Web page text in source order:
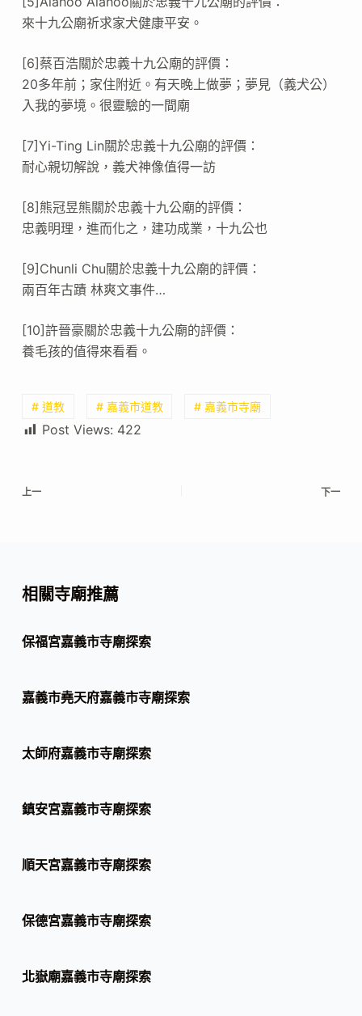
來十九公廟祈求家犬健康平安。
[6]蔡百浩關於忠義十九公廟的評價：
20多年前；家住附近。有天晚上做夢；夢見（義犬公）
入我的夢境。很靈驗的一間廟
[7]Yi-Ting Lin關於忠義十九公廟的評價：
耐心親切解說，義犬神像值得一訪
[8]熊冠昱熊關於忠義十九公廟的評價：
忠義明理，進而化之，建功成業，十九公也
[9]Chunli Chu關於忠義十九公廟的評價：
兩百年古蹟 林爽文事件…
[10]許晉豪關於忠義十九公廟的評價：
養毛孩的值得來看看。
# 道教 # 嘉義市道教 # 嘉義市寺廟
Post Views: 422
上一 下一
相關寺廟推薦
保福宮嘉義市寺廟探索
嘉義市堯天府嘉義市寺廟探索
太師府嘉義市寺廟探索
鎮安宮嘉義市寺廟探索
順天宮嘉義市寺廟探索
保德宮嘉義市寺廟探索
北嶽廟嘉義市寺廟探索